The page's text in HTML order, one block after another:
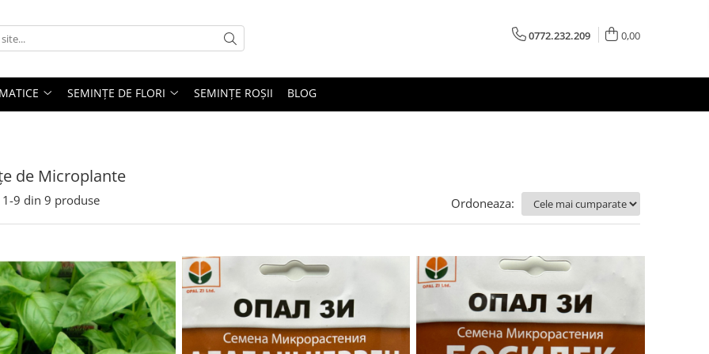
0772.232.209 0,00
SEMINȚE DE FLORI SEMINȚE ROȘII BLOG
de Microplante
1-9 din 9 produse Ordoneaza: